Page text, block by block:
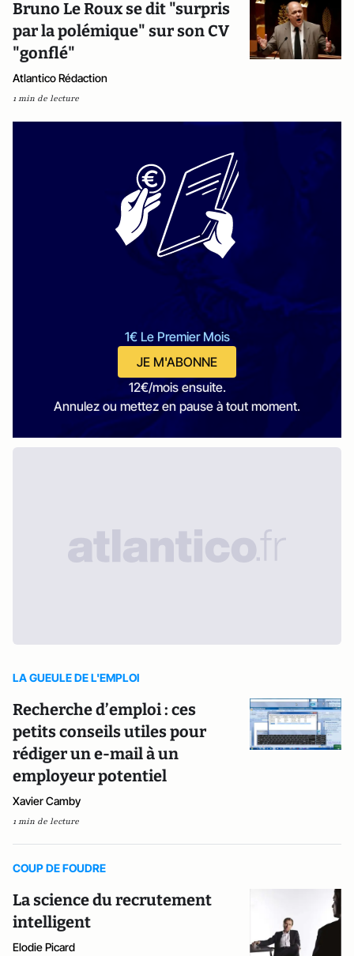
Bruno Le Roux se dit "surpris
par la polémique" sur son CV
"gonflé"
Atlantico Rédaction
1 min de lecture
1€ Le Premier Mois
JE M'ABONNE
12€/mois ensuite.
Annulez ou mettez en pause à tout moment.
LA GUEULE DE L'EMPLOI
Recherche d’emploi : ces
petits conseils utiles pour
rédiger un e-mail à un
employeur potentiel
Xavier Camby
1 min de lecture
COUP DE FOUDRE
La science du recrutement
intelligent
Elodie Picard